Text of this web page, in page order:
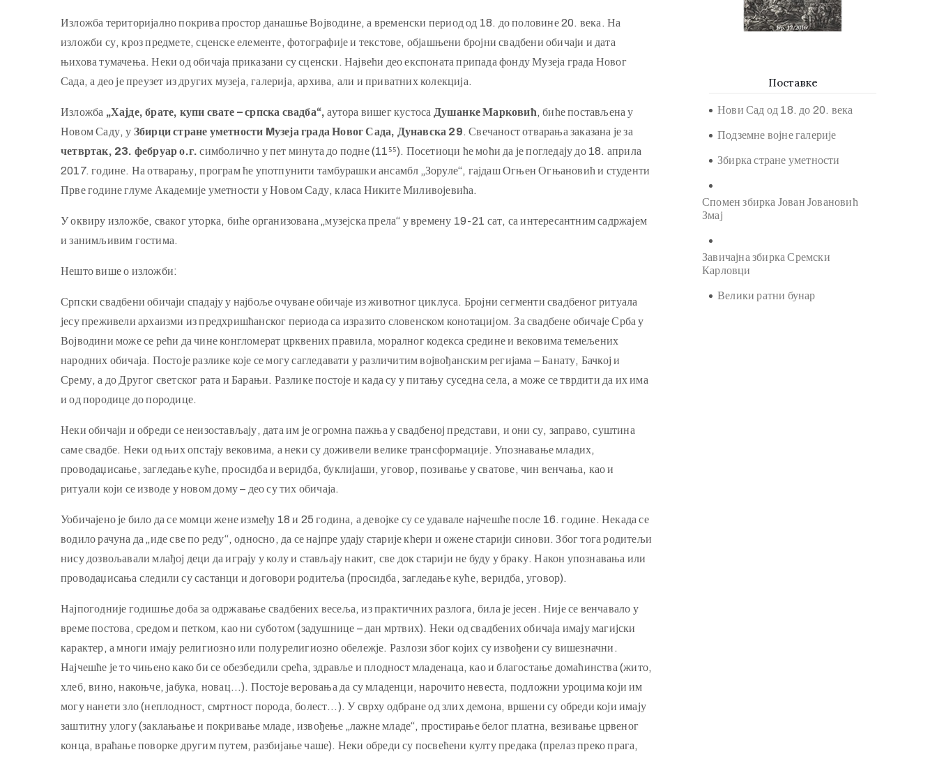
Изложба територијално покрива простор данашње Војводине, а временски период од 18. до половине 20. века. На
изложби су, кроз предмете, сценске елементе, фотографије и текстове, објашњени бројни свадбени обичаји и дата
њихова тумачења. Неки од обичаја приказани су сценски. Највећи део експоната припада фонду Музеја града Новог
Сада, а део је преузет из других музеја, галерија, архива, али и приватних колекција.
Изложба „Хајде, брате, купи свате – српска свадба“, аутора вишег кустоса Душанке Марковић, биће постављена у
Новом Саду, у Збирци стране уметности Mузеја града Новог Сада, Дунавска 29. Свечаност отварања заказана је за
четвртак, 23. фебруар о.г.симболично у пет минута до подне (11⁵⁵). Посетиоци ће моћи да је погледају до 18. априла
2017. године. На отварању, програм ће употпунити тамбурашки ансамбл „Зоруле“, гајдаш Огњен Огњановић и студенти
Прве године глуме Академије уметности у Новом Саду, класа Никите Миливојевића.
У оквиру изложбе, сваког уторка, биће организована „музејска прела“ у времену 19-21 сат, са интересантним садржајем
и занимљивим гостима.
Нешто више о изложби:
Српски свадбени обичаји спадају у најбоље очуване обичаје из животног циклуса. Бројни сегменти свадбеног ритуала
јесу преживели архаизми из предхришћанског периода са изразито словенском конотацијом. За свадбене обичаје Срба у
Војводини може се рећи да чине конгломерат црквених правила, моралног кодекса средине и вековима темељених
народних обичаја. Постоје разлике које се могу сагледавати у различитим војвођанским регијама – Банату, Бачкој и
Срему, а до Другог светског рата и Барањи. Разлике постоје и када су у питању суседна села, а може се тврдити да их има
и од породице до породице.
Неки обичаји и обреди се неизостављају, дата им је огромна пажња у свадбеној представи, и они су, заправо, суштина
саме свадбе. Неки од њих опстају вековима, а неки су доживели велике трансформације. Упознавање младих,
проводаџисање, загледање куће, просидба и веридба, буклијаши, уговор, позивање у сватове, чин венчања, као и
ритуали који се изводе у новом дому – део су тих обичаја.
Уобичајено је било да се момци жене између 18 и 25 година, а девојке су се удавале најчешће после 16. године. Некада се
водило рачуна да „иде све по реду“, односно, да се најпре удају старије кћери и ожене старији синови. Због тога родитељи
нису дозвољавали млађој деци да играју у колу и стављају накит, све док старији не буду у браку. Након упознавања или
проводаџисања следили су састанци и договори родитеља (просидба, загледање куће, веридба, уговор).
Најпогодније годишње доба за одржавање свадбених весеља, из практичних разлога, била је јесен. Није се венчавало у
време постова, средом и петком, као ни суботом (задушнице – дан мртвих). Неки од свадбених обичаја имају магијски
карактер, а многи имају религиозно или полурелигиозно обележје. Разлози због којих су извођени су вишезначни.
Најчешће је то чињено како би се обезбедили срећа, здравље и плодност младенаца, као и благостање домаћинства (жито,
хлеб, вино, накоњче, јабука, новац…). Постоје веровања да су младенци, нарочито невеста, подложни уроцима који им
могу нанети зло (неплодност, смртност порода, болест…). У сврху одбране од злих демона, вршени су обреди који имају
заштитну улогу (заклањање и покривање младе, извођење „лажне младе“, простирање белог платна, везивање црвеног
конца, враћање поворке другим путем, разбијање чаше). Неки обреди су посвећени култу предака (прелаз преко прага,
Поставке
Нови Сад од 18. до 20. века
Подземне војне галерије
Збирка стране уметности
Спомен збирка Јован Јовановић
Змај
Завичајна збирка Сремски
Карловци
Велики ратни бунар